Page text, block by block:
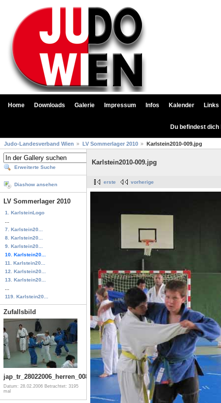
Home Downloads Galerie Impressum Infos Kalender Links
Du befindest
Judo-Landesverband Wien LV Sommerlager 2010 Karlstein2010-009.jpg
Erweiterte Suche
Diashow ansehen
LV Sommerlager 2010
1. KarlsteinLogo
7. Karlstein20...
8. Karlstein20...
9. Karlstein20...
10. Karlstein20...
11. Karlstein20...
12. Karlstein20...
13. Karlstein20...
119. Karlstein20...
Zufallsbild
jap_tr_28022006_herren_008
Datum: 28.02.2006 Betrachtet: 3195
mal
Karlstein2010-009.jpg
erste vorherige